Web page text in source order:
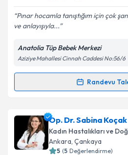
E-posta Adresiniz
Kişisel verilerimin
Metni'ni okudum ve
kapsamda işlenmesini
Pınar hocamla tanıştığım için çok
ve anlayışıyla...
Anatolia Tüp Bebek Merkezi
Aziziye Mahallesi Cinnah Caddesi No:56/6
Randevu
Randevu Takvimi Talebi
Op. Dr. Pınar Kemikiçin
oluşturun. Size bu uzmandan
takvim hazırlandığında e-
Op. Dr. Sabina Koçak
Kadın Hastalıkları ve
Ankara, Çankaya
5 (5 Değerlendirme)